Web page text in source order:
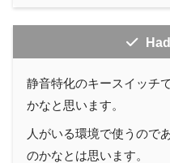
静音特化のキースイッチ
かなと思います。
人がいる環境で使うので
のかなとは思います。